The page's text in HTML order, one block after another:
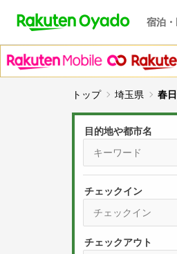
宿泊
トップ 埼玉県 春
目的地や都市名
チェックイン